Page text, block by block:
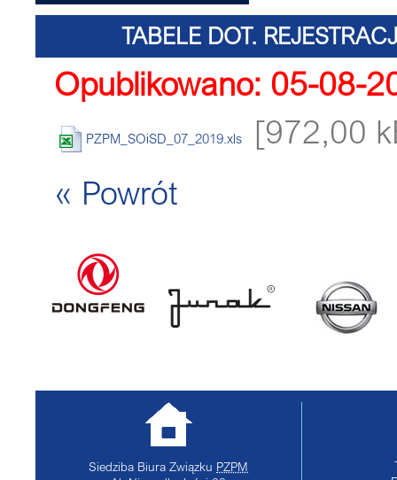
TABELE DOT.
DOSTAWCZYCH
Opublikowano: 05-08-
PZPM_SOiSD_07_2019.xls
[972,00
« Powrót
Siedziba Biura Związku PZPM